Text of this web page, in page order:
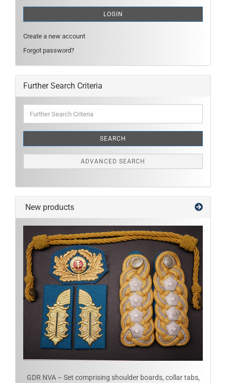
LOGIN
Create a new account
Forgot password?
Further Search Criteria
Search
SEARCH
ADVANCED SEARCH
New products
GDR NVA – Set comprising shoulder boards, collar tabs,